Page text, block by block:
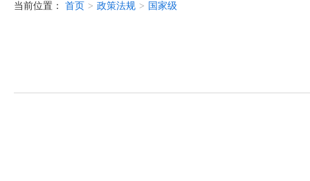
当前位置： 首页 > 政策法规 > 国家级